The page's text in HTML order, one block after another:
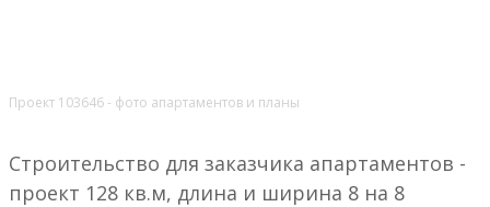
Проект 103646 - фото апартаментов и планы
Строительство для заказчика апартаментов -
проект 128 кв.м, длина и ширина 8 на 8